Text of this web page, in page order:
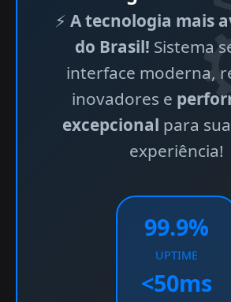
⚡ A tecnologia mais
do Brasil! Sistema
interface moderna,
inovadores e
excepcional para
experiência!
99.9%
UPTIME
<50ms